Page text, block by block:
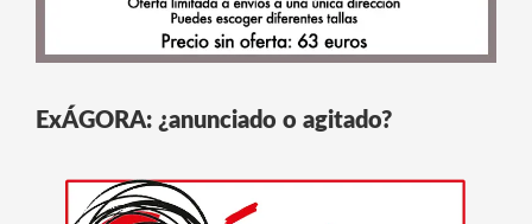
ExÁGORA: ¿anunciado o agitado?